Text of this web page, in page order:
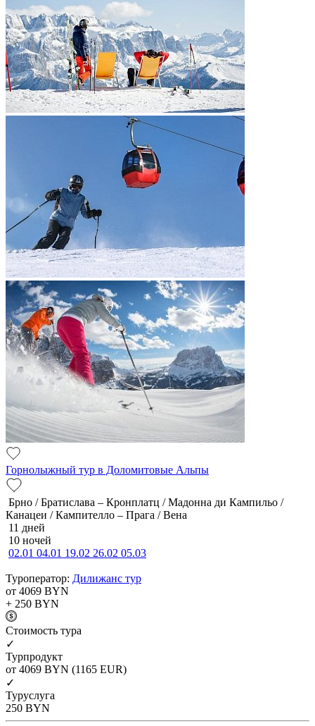
Горнолыжный тур в Доломитовые Альпы
Брно / Братислава – Кронплатц / Мадонна ди Кампильо /
Канацеи / Кампителло – Прага / Вена
11 дней
10 ночей
02.01 04.01 19.02 26.02 05.03
Туроператор: Дилижанс тур
от 4069 BYN
+ 250 BYN
Cтоимость тура
✓
Турпродукт
от 4069 BYN (1165 EUR)
✓
Туруслуга
250 BYN